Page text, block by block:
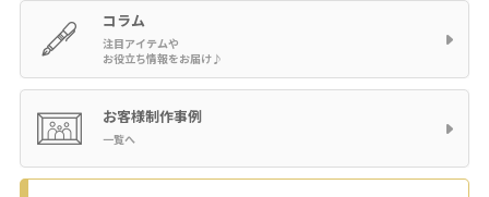
コラム
注目アイテムや
お役立ち情報をお届け♪
お客様制作事例
一覧へ